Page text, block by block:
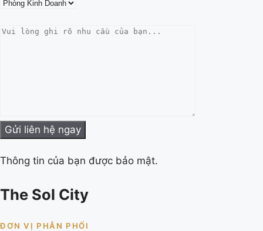
Thông tin của bạn được bảo mật.
The Sol City
ĐƠN VỊ PHÂN PHỐI